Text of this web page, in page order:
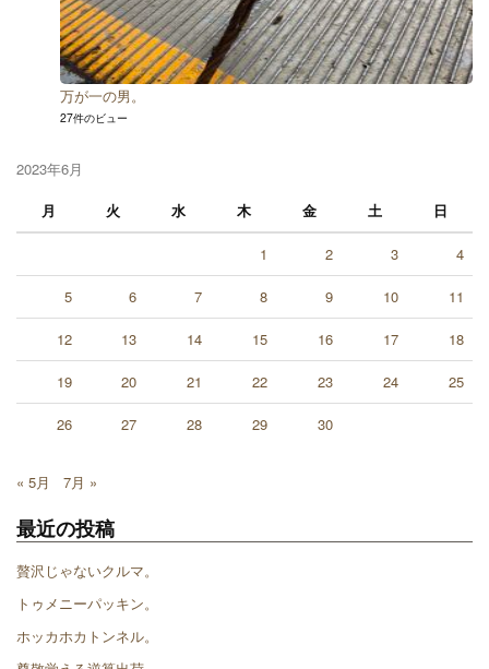
万が一の男。
27件のビュー
2023年6月
月
火 水 木 金 土 日
1 2 3 4
5 6 7 8 9 10 11
12 13 14 15 16 17 18
19 20 21 22 23 24 25
26 27 28 29 30
« 5月 7月 »
最近の投稿
贅沢じゃないクルマ。
トゥメニーパッキン。
ホッカホカトンネル。